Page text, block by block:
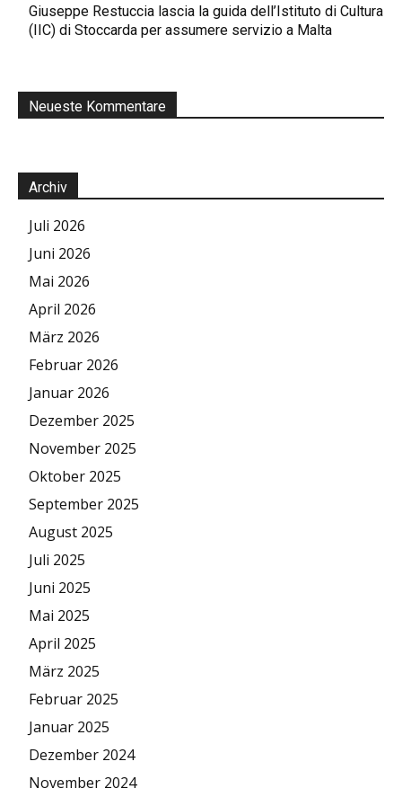
Giuseppe Restuccia lascia la guida dell’Istituto di Cultura
(IIC) di Stoccarda per assumere servizio a Malta
Neueste Kommentare
Archiv
Juli 2026
Juni 2026
Mai 2026
April 2026
März 2026
Februar 2026
Januar 2026
Dezember 2025
November 2025
Oktober 2025
September 2025
August 2025
Juli 2025
Juni 2025
Mai 2025
April 2025
März 2025
Februar 2025
Januar 2025
Dezember 2024
November 2024